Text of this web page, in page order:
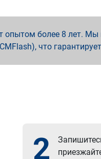
более 8 лет. Мы
что
2